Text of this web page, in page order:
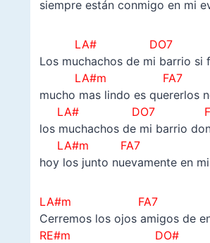
siempre están conmigo en mi
LA# DO7
Los muchachos de mi barrio si
LA#m FA7
mucho mas lindo es quererlos
LA#DO7
los muchachos de mi barrio
LA#m FA7
hoy los junto nuevamente en
LA#m FA7
Cerremos los ojos amigos de
RE#m DO#